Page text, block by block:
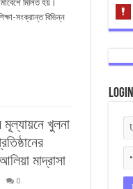
মিলিত হয়।
সংক্রান্ত বিভিন্ন
মূল্যায়নে খুলনা
মাদ্রাসা
0
Login